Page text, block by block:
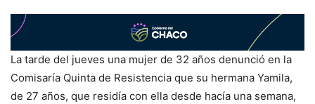
La tarde del jueves una mujer de 32 años denunció en la
Comisaría Quinta de Resistencia que su hermana Yamila,
de 27 años, que residía con ella desde hacía una semana,